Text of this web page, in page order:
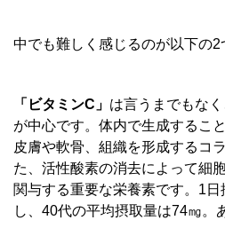
中でも難しく感じるのが以下の2
「ビタミンC」 は言うまでもな
が中心です。体内で生成するこ
皮膚や軟骨、組織を形成するコ
た、活性酸素の消去によって細
関与する重要な栄養素です。1
し、40代の平均摂取量は74㎎。